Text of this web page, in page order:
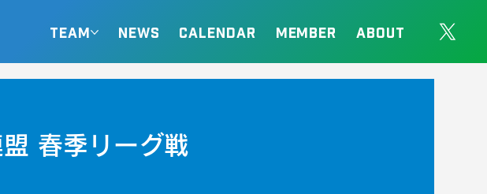
TEAM NEWS CALENDAR MEMBER ABOUT
春季リーグ戦